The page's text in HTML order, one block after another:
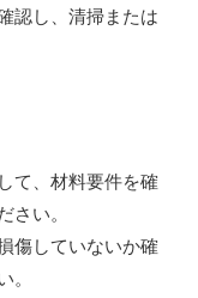
認し、清掃または
て、材料要件を確
い。
傷していないか確